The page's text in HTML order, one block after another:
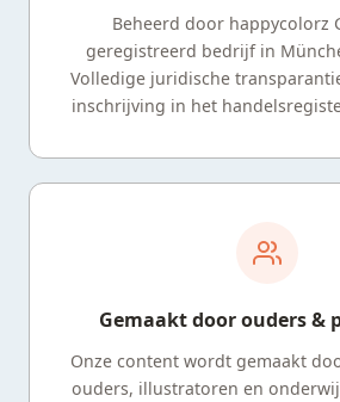
Beheerd door happycolorz
geregistreerd bedrijf in
Volledige juridische
inschrijving in het
Gemaakt door ouders &
Onze content wordt gemaakt
ouders, illustratoren en